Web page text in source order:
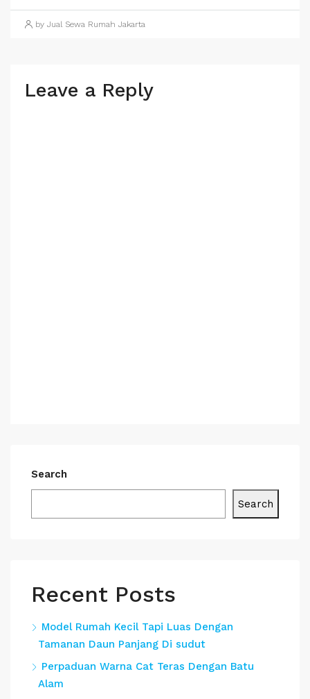
by Jual Sewa Rumah Jakarta
Leave a Reply
Search
Search
Recent Posts
Model Rumah Kecil Tapi Luas Dengan
Tamanan Daun Panjang Di sudut
Perpaduan Warna Cat Teras Dengan Batu
Alam